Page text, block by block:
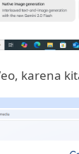
karena